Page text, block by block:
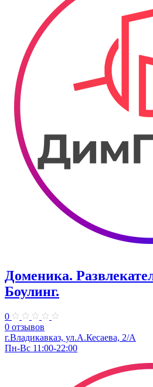
Доменика.
Боулинг.
0
0 отзывов
г.Владикавказ, ул.А.Кесаева, 2/А
Пн-Вс 11:00-22:00